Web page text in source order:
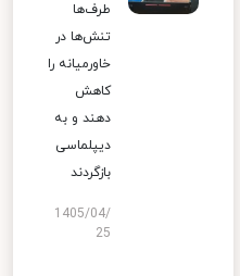
طرف‌ها
تنش‌ها در
خاورمیانه را
کاهش
دهند و به
دیپلماسی
بازگردند
1405/04/
25